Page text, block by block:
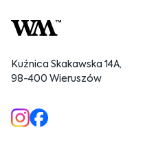
Kuźnica Skakawska 14A,
98-400 Wieruszów